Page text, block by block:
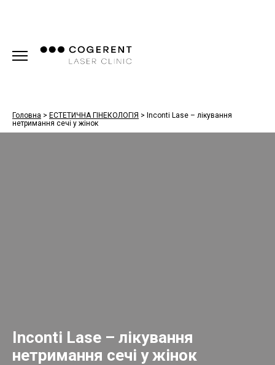
Головна > ЕСТЕТИЧНА ГІНЕКОЛОГІЯ > Inconti Lase – лікування
нетримання сечі у жінок
Inconti Lase – лікування
нетримання сечі у жінок